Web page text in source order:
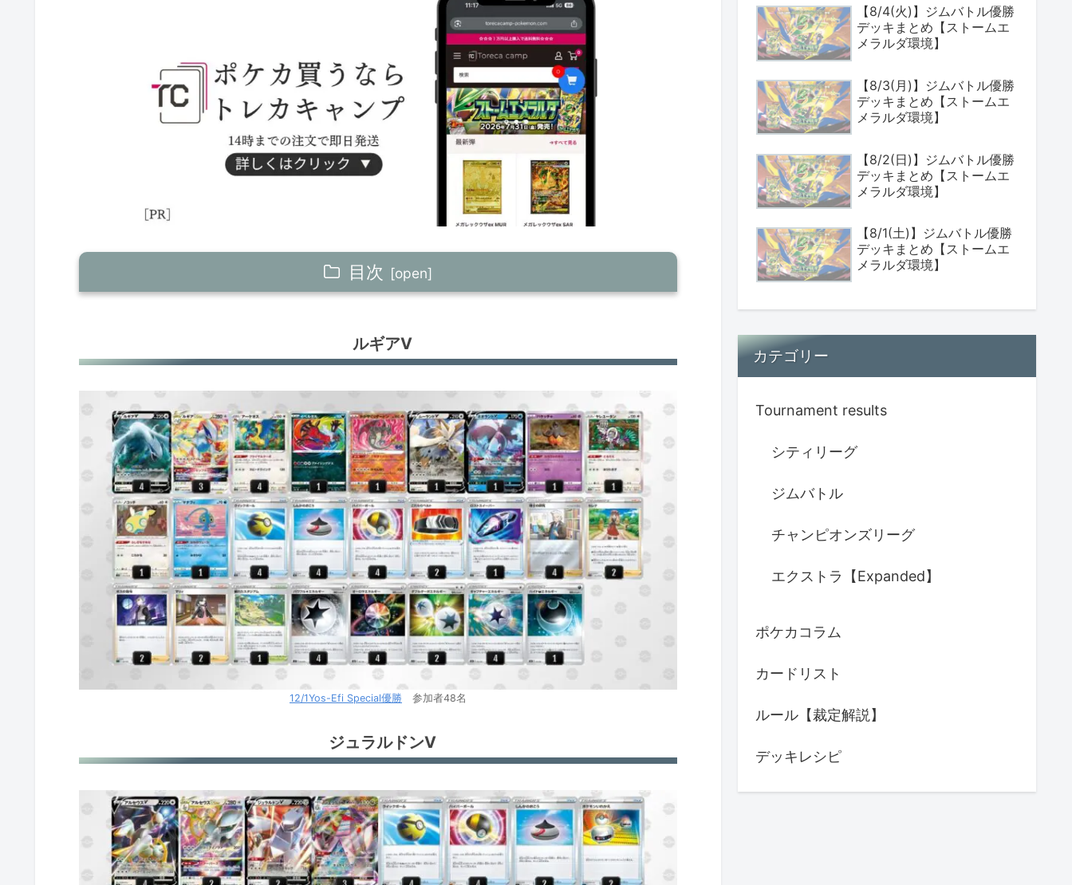
目次
ルギアV
オリジンパルキアV
ミュウV
ミュウV
ルギアV
ガラルマタドガス
ミュウツーV
ヒスイダイケンキV
イオルブV
ヒスイヌメルゴンV
レジドラゴV
キュレムV
ルギアV
12/1Yos-Efi Special優勝 参加者48名
ジュラルドンV
【8/4(火)】ジムバトル優勝
デッキまとめ【ストームエ
メラルダ環境】
【8/3(月)】ジムバトル優勝
デッキまとめ【ストームエ
メラルダ環境】
【8/2(日)】ジムバトル優勝
デッキまとめ【ストームエ
メラルダ環境】
【8/1(土)】ジムバトル優勝
デッキまとめ【ストームエ
メラルダ環境】
カテゴリー
Tournament results
シティリーグ
ジムバトル
チャンピオンズリーグ
エクストラ【Expanded】
ポケカコラム
カードリスト
ルール【裁定解説】
デッキレシピ